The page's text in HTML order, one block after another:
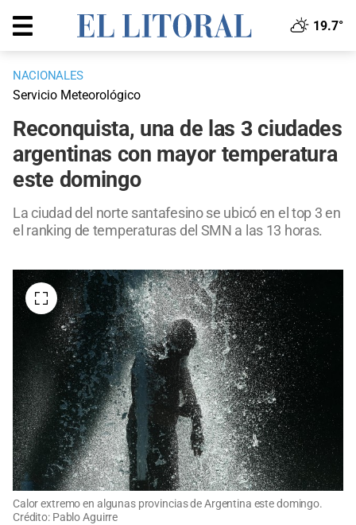
19.7°
NACIONALES
Servicio Meteorológico
Reconquista, una de las 3 ciudades
argentinas con mayor temperatura
este domingo
La ciudad del norte santafesino se ubicó en el top 3 en
el ranking de temperaturas del SMN a las 13 horas.
Calor extremo en algunas provincias de Argentina este domingo.
Crédito: Pablo Aguirre